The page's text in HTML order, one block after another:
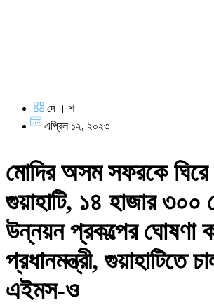
দে । শ
এপ্রিল ১২, ২০২৩
মোদির অসম সফরকে
গুয়াহাটি, ১৪ হাজার ৩০০
উন্নয়ন প্রকল্পের ঘোষণা
প্রধানমন্ত্রী, গুয়াহাটিতে
এইমস-ও